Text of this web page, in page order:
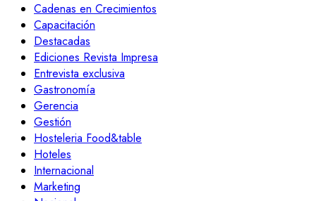
Cadenas en Crecimientos
Capacitación
Destacadas
Ediciones Revista Impresa
Entrevista exclusiva
Gastronomía
Gerencia
Gestión
Hosteleria Food&table
Hoteles
Internacional
Marketing